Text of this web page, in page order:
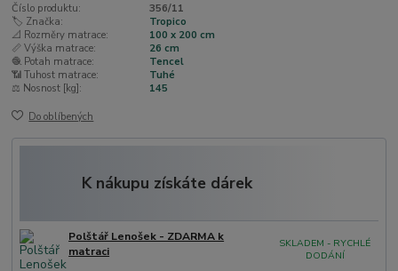
Číslo produktu:
356/11
🏷️ Značka:
Tropico
📐 Rozměry matrace:
100 x 200 cm
📏 Výška matrace:
26 cm
🧶 Potah matrace:
Tencel
📶 Tuhost matrace:
Tuhé
⚖️ Nosnost [kg]:
145
Do oblíbených
K nákupu získáte dárek
Polštář Lenošek - ZDARMA k
matraci
SKLADEM - RYCHLÉ
DODÁNÍ